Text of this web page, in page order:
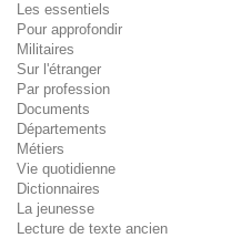
Les essentiels
Pour approfondir
Militaires
Sur l'étranger
Par profession
Documents
Départements
Métiers
Vie quotidienne
Dictionnaires
La jeunesse
Lecture de texte ancien